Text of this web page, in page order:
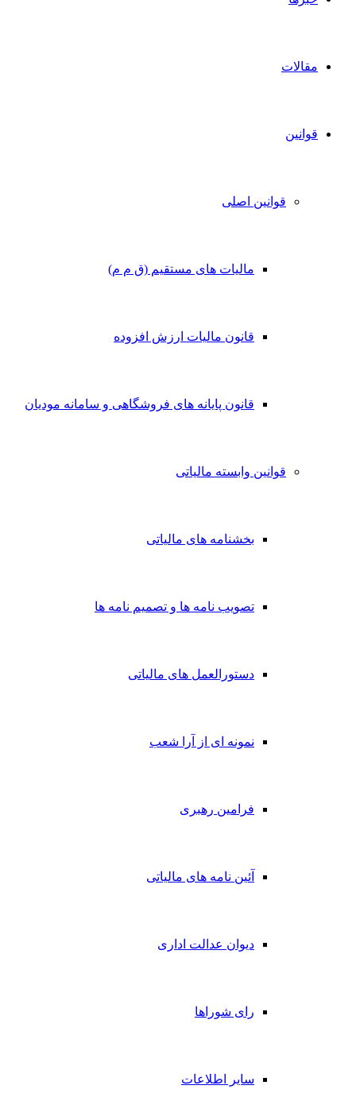
مقالات
قوانین
قوانین اصلی
مالیات های مستقیم (ق م م)
قانون مالیات ارزش افزوده
قانون پایانه های فروشگاهی و سامانه مودیان
قوانین وابسته مالیاتی
بخشنامه های مالیاتی
تصویب نامه ها و تصمیم نامه ها
دستورالعمل های مالیاتی
نمونه ای از آرا شعب
فرامین رهبری
آئین نامه های مالیاتی
دیوان عدالت اداری
رای شوراها
سایر اطلاعات